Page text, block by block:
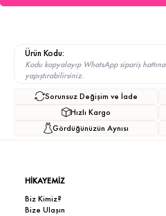
Ürün Kodu:
Kodu kopyalayıp WhatsApp sipariş hattına
yapıştırabilirsiniz.
Sorunsuz Değişim ve İade
Hızlı Kargo
Gördüğünüzün Aynısı
HİKAYEMİZ
Biz Kimiz?
Bize Ulaşın